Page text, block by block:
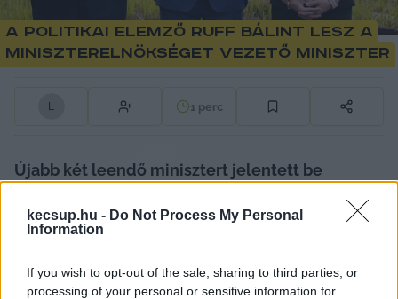
kecsup.hu - Do Not Process My Personal
Information
If you wish to opt-out of the sale, sharing to third parties, or
processing of your personal or sensitive information for
A politikai elemző Ruff Bálint lesz a
Miniszterelnökséget vezető miniszter
L 1 perc
Újabb két leendő minisztert jelentett be
Terület- és vidékfejlesztési miniszternek Lőrincz
országgyűlési képviselőjét kérte fel. A leendő